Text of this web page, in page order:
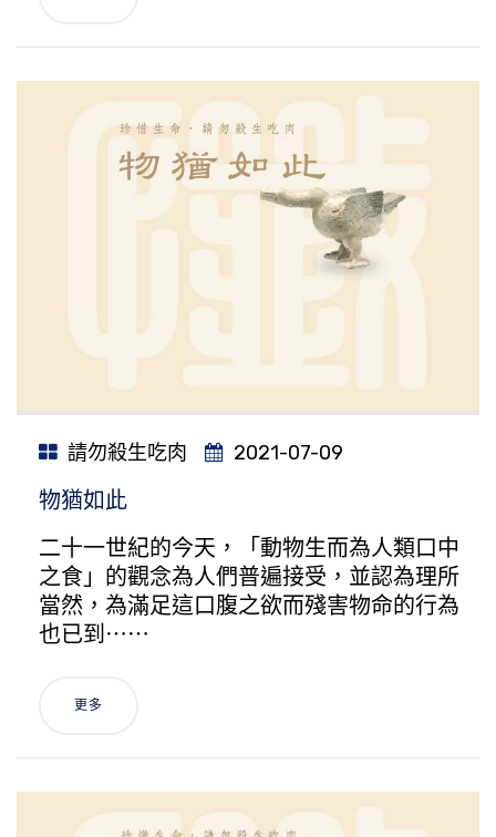
請勿殺生吃肉 2021-07-09
物猶如此
二十一世紀的今天，「動物生而為人類口中
之食」的觀念為人們普遍接受，並認為理所
當然，為滿足這口腹之欲而殘害物命的行為
也已到⋯⋯
更多